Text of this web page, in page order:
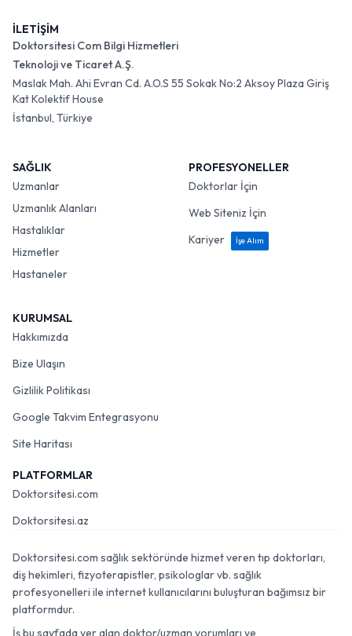
İLETİŞİM
Doktorsitesi Com Bilgi Hizmetleri
Teknoloji ve Ticaret A.Ş.
Maslak Mah. Ahi Evran Cd. A.O.S 55 Sokak No:2 Aksoy Plaza Giriş
Kat Kolektif House
İstanbul, Türkiye
SAĞLIK
Uzmanlar
Uzmanlık Alanları
Hastalıklar
Hizmetler
Hastaneler
PROFESYONELLER
Doktorlar İçin
Web Siteniz İçin
Kariyer
İşe Alım
KURUMSAL
Hakkımızda
Bize Ulaşın
Gizlilik Politikası
Google Takvim Entegrasyonu
Site Haritası
PLATFORMLAR
Doktorsitesi.com
Doktorsitesi.az
Doktorsitesi.com sağlık sektöründe hizmet veren tıp doktorları,
diş hekimleri, fizyoterapistler, psikologlar vb. sağlık
profesyonelleri ile internet kullanıcılarını buluşturan bağımsız bir
platformdur.
İş bu sayfada yer alan doktor/uzman yorumları ve